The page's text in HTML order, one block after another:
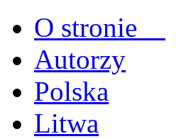
O stronie
Autorzy
Polska
Litwa